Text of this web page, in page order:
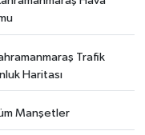
Trafik
Haritası
Manşetler